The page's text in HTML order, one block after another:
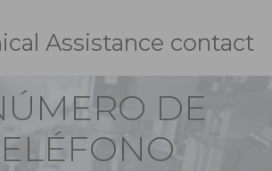
Assistance contact
DE